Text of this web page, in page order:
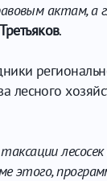
актам, а
.
лесного
этого,